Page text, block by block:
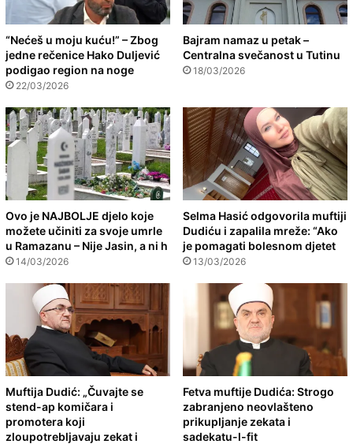
“Nećeš u moju kuću!” – Zbog
jedne rečenice Hako Duljević
podigao region na noge
22/03/2026
Bajram namaz u petak –
Centralna svečanost u Tutinu
18/03/2026
Ovo je NAJBOLJE djelo koje
možete učiniti za svoje umrle
u Ramazanu – Nije Jasin, a ni h
14/03/2026
Selma Hasić odgovorila muftiji
Dudiću i zapalila mreže: “Ako
je pomagati bolesnom djetet
13/03/2026
Muftija Dudić: „Čuvajte se
stend-ap komičara i
promotera koji
zloupotrebljavaju zekat i
Fetva muftije Dudića: Strogo
zabranjeno neovlašteno
prikupljanje zekata i
sadekatu-l-fit